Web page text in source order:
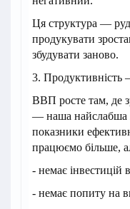
Ця структура —
продукувати
збудувати заново.
3. Продуктивність
ВВП росте там, де
— наша найслабша
показники
працюємо більше,
- немає інвестицій
- немає попиту на